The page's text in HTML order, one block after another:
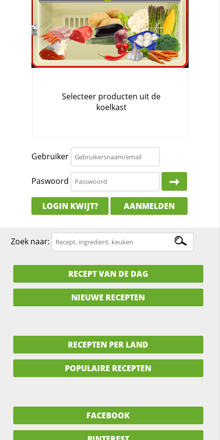
Gebruiker
Paswoord
LOGIN KWIJT? AANMELDEN
Zoek naar:
RECEPT VAN DE DAG
NIEUWE RECEPTEN
RECEPTEN PER LAND
POPULAIRE RECEPTEN
FACEBOOK